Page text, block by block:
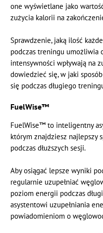
one wyświetlane jako
zużycia kalorii na
Sprawdzenie, jaką ilość
podczas treningu umożliwia
intensywności wpływają na
dowiedzieć się, w jaki
się podczas długiego
FuelWise™
FuelWise™ to inteligentny
którym znajdziesz najlepszy
podczas dłuższych sesji.
Aby osiągać lepsze wyniki
regularnie uzupełniać
poziom energii podczas
asystentowi uzupełniania
powiadomieniom o